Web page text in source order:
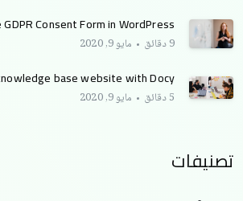
Consent Form in WordPress
9 دقائق مايو 9, 2020
base website with Docy
5 دقائق مايو 9, 2020
تصنيفات